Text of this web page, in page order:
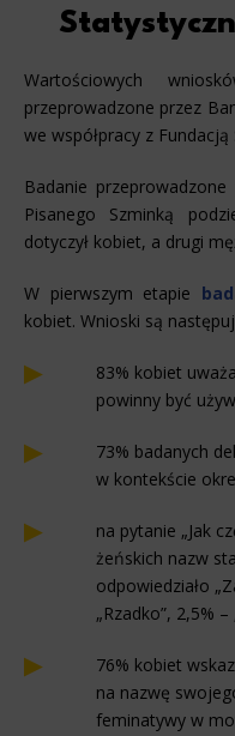
Wartościowych
przeprowadzone przez
we współpracy z
Badanie
Pisanego Szminką
dotyczył kobiet, a drugi
W pierwszym etapie
kobiet. Wnioski są
83% kobiet
powinny być
73% badanych
w kontekście
na pytanie „Jak
żeńskich nazw
odpowiedziało
„Rzadko”, 2,5% –
76% kobiet
na nazwę
feminatywy w